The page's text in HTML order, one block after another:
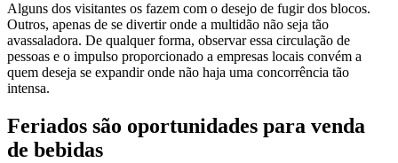
Alguns dos visitantes os fazem com o desejo de fugir dos blocos.
Outros, apenas de se divertir onde a multidão não seja tão
avassaladora. De qualquer forma, observar essa circulação de
pessoas e o impulso proporcionado a empresas locais convém a
quem deseja se expandir onde não haja uma concorrência tão
intensa.
Feriados são oportunidades para venda
de bebidas